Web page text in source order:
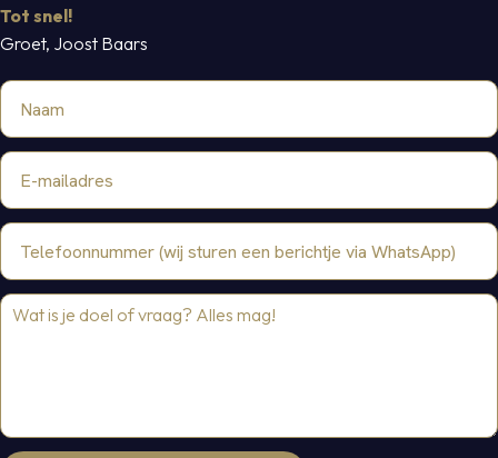
Tot snel!
Groet, Joost Baars